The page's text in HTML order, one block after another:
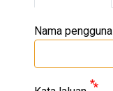
Nama pengguna